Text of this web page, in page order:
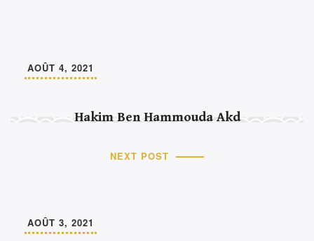
Hakim Ben Hammouda Akd
AOÛT 4, 2021
NEXT POST
AOÛT 3, 2021